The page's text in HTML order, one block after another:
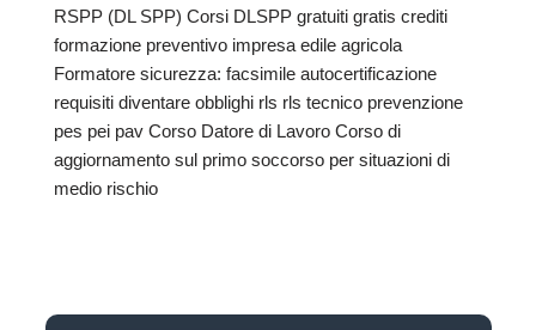
RSPP (DL SPP) Corsi DLSPP gratuiti gratis crediti
formazione preventivo impresa edile agricola
Formatore sicurezza: facsimile autocertificazione
requisiti diventare obblighi rls rls tecnico prevenzione
pes pei pav Corso Datore di Lavoro Corso di
aggiornamento sul primo soccorso per situazioni di
medio rischio